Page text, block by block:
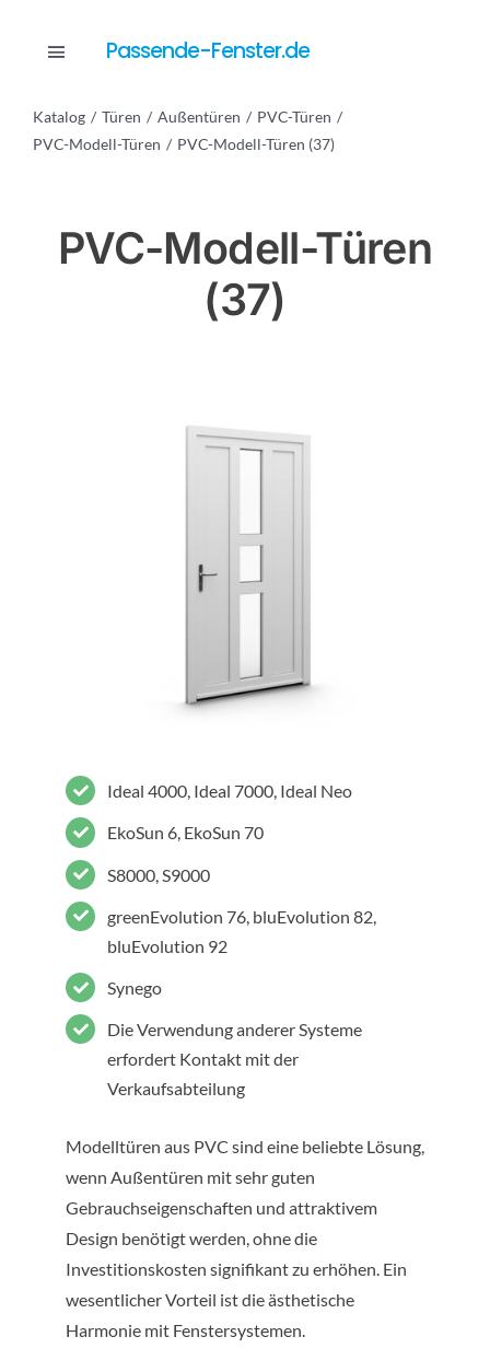
Toggle
Katalog
Anfrage
Passende-Fenster.de
Katalog Türen Außentüren
PVC-Türen
PVC-Modell-Türen
PVC-Modell-Türen (37)
PVC-Modell-Türen
(37)
Ideal 4000, Ideal 7000, Ideal Neo
EkoSun 6, EkoSun 70
S8000, S9000
greenEvolution 76, bluEvolution 82,
bluEvolution 92
Synego
Die Verwendung anderer Systeme
erfordert Kontakt mit der
Verkaufsabteilung
Modelltüren aus PVC sind eine beliebte Lösung,
wenn Außentüren mit sehr guten
Gebrauchseigenschaften und attraktivem
Design benötigt werden, ohne die
Investitionskosten signifikant zu erhöhen. Ein
wesentlicher Vorteil ist die ästhetische
Harmonie mit Fenstersystemen.